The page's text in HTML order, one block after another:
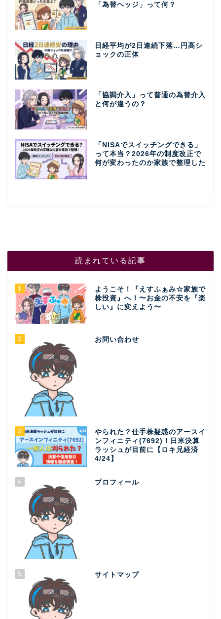
「為替ヘッジ」って何？
日経平均が2日連続下落…円高シ
ョックの正体
「協調介入」って普通の為替介入
と何が違うの？
「NISAでスイッチングできる」
って本当？2026年の制度改正で
何が変わったのか家族で整理した
読まれている記事
1
ようこそ！『えすふぁみ☆家族で
株投資』へ！〜お金の不安を『楽
しい』に変えよう〜
2 お問い合わせ
3
やられた？仕手株疑惑のアースイ
ンフィニティ(7692)！日米決算
ラッシュが目前に【ロキ兄経済
4/24】
4 プロフィール
5 サイトマップ